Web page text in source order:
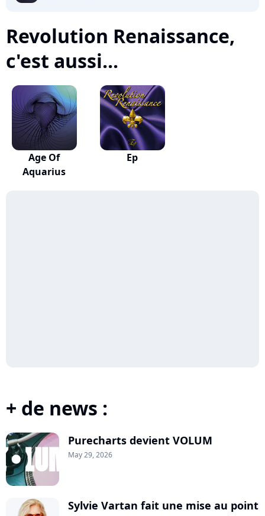
Revolution Renaissance,
c'est aussi...
Age Of
Aquarius
Ep
+ de news :
Purecharts devient VOLUM
May 29, 2026
Sylvie Vartan fait une mise au point